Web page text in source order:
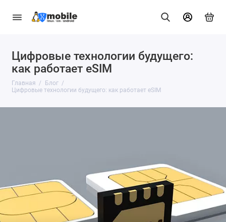
Цифровые технологии будущего:
как работает eSIM
Главная
Блог
Цифровые технологии будущего: как работает eSIM